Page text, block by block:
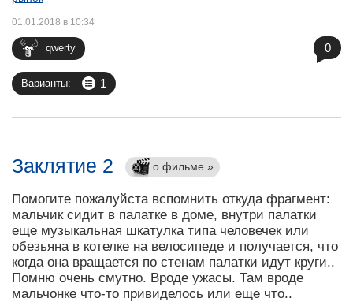
qwerty
01.01.2018 в 10:34
Варианты: 1
0
Заклятие 2 о фильме »
Помогите пожалуйста вспомнить откуда фрагмент:
мальчик сидит в палатке в доме, внутри палатки
еще музыкальная шкатулка типа человечек или
обезьяна в котелке на велосипеде и получается, что
когда она вращается по стенам палатки идут круги..
Помню очень смутно. Вроде ужасы. Там вроде
мальчонке что-то привиделось или еще что..